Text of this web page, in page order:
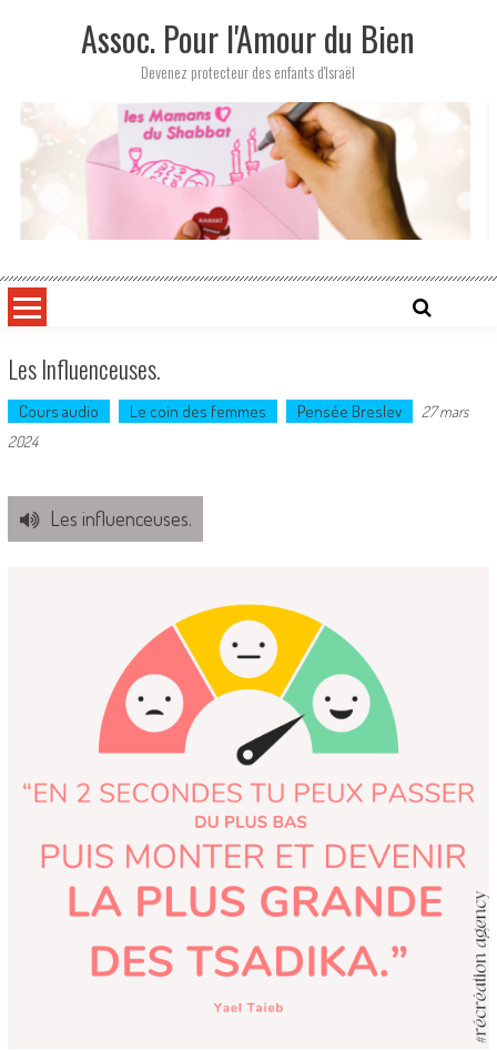
Assoc. Pour l'Amour du Bien
Devenez protecteur des enfants d'Israël
Les Influenceuses.
Cours audio Le coin des femmes Pensée Breslev
27 mars
2024
Les influenceuses.